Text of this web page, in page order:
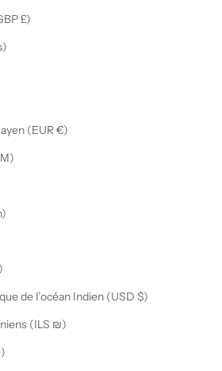
£)
(EUR €)
de l’océan Indien (USD $)
(ILS ₪)